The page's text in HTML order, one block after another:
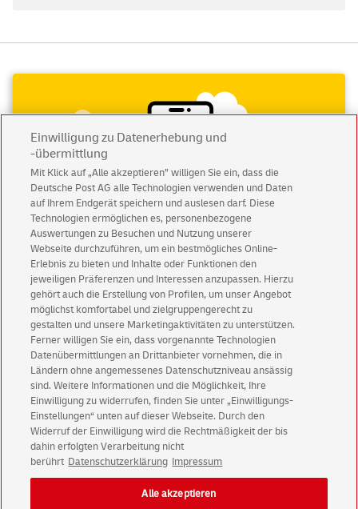
Abonnieren Sie unseren Newsletter
Immer informiert über exklusive Angebote und
Aktionen - jetzt mit Vorteil
Privatkundensichern sich einen5 € Gutschein
für POSTSCAN!
Geschäftskundenerhalten einen 5 € Gutschein
für Briefmarke individuell!
Zur Newsletter-Anmeldung
Einwilligung zu Datenerhebung und
-übermittlung
Mit Klick auf „Alle akzeptieren” willigen Sie ein, dass die
Deutsche Post AG alle Technologien verwenden und Daten
auf Ihrem Endgerät speichern und auslesen darf. Diese
Technologien ermöglichen es, personenbezogene
Auswertungen zu Besuchen und Nutzung unserer
Webseite durchzuführen, um ein bestmögliches Online-
Erlebnis zu bieten und Inhalte oder Funktionen den
jeweiligen Präferenzen und Interessen anzupassen. Hierzu
gehört auch die Erstellung von Profilen, um unser Angebot
möglichst komfortabel und zielgruppengerecht zu
gestalten und unsere Marketingaktivitäten zu unterstützen.
Ferner willigen Sie ein, dass vorgenannte Technologien
Datenübermittlungen an Drittanbieter vornehmen, die in
Ländern ohne angemessenes Datenschutzniveau ansässig
sind. Weitere Informationen und die Möglichkeit, Ihre
Einwilligung zu widerrufen, finden Sie unter „Einwilligungs-
Einstellungen“ unten auf dieser Webseite. Durch den
Widerruf der Einwilligung wird die Rechtmäßigkeit der bis
dahin erfolgten Verarbeitung nicht
berührt Datenschutzerklärung Impressum
Alle akzeptieren